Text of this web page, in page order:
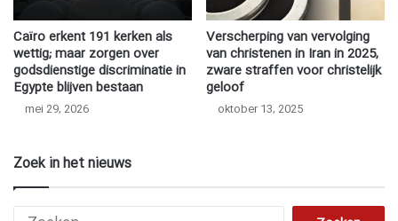
Caïro erkent 191 kerken als
wettig; maar zorgen over
godsdienstige discriminatie in
Egypte blijven bestaan
mei 29, 2026
Verscherping van vervolging
van christenen in Iran in 2025,
zware straffen voor christelijk
geloof
oktober 13, 2025
Zoek in het nieuws